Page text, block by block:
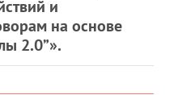
и
на основе
2.0”».